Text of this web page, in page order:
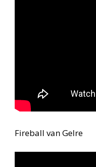
Fireball van Gelre